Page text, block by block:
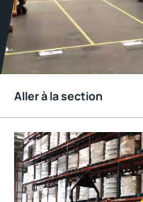
Aller à la section